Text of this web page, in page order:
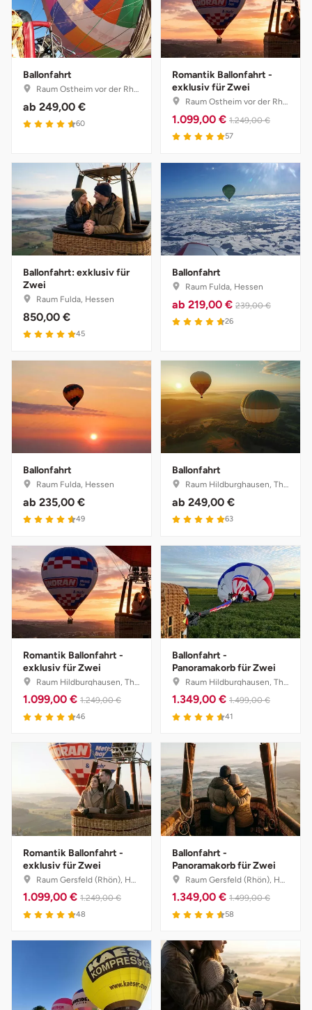
Ballonfahrt
Raum Ostheim vor der Rhön, Bayern
ab 249,00 €
60
Romantik Ballonfahrt -
exklusiv für Zwei
Raum Ostheim vor der Rhön, Bayern
1.099,00 € 1.249,00 €
57
Ballonfahrt: exklusiv für
Zwei
Raum Fulda, Hessen
850,00 €
45
Ballonfahrt
Raum Fulda, Hessen
ab 219,00 € 239,00 €
26
Ballonfahrt
Raum Fulda, Hessen
ab 235,00 €
49
Ballonfahrt
Raum Hildburghausen, Thüringen
ab 249,00 €
63
Romantik Ballonfahrt -
exklusiv für Zwei
Raum Hildburghausen, Thüringen
1.099,00 € 1.249,00 €
46
Ballonfahrt -
Panoramakorb für Zwei
Raum Hildburghausen, Thüringen
1.349,00 € 1.499,00 €
41
Romantik Ballonfahrt -
exklusiv für Zwei
Raum Gersfeld (Rhön), Hessen
1.099,00 € 1.249,00 €
48
Ballonfahrt -
Panoramakorb für Zwei
Raum Gersfeld (Rhön), Hessen
1.349,00 € 1.499,00 €
58
Herzogenaurach
Herzogtum Lauenburg
Homburg
Horb am Neckar
Ibbenbüren
Ingolstadt
Jena
Jerichower Land
Kamp-Lintfort
Karlsruhe
Kempten
Kerken
Kiel
Koblenz
Kronach
Kulmbach
Köln
Landkreis Rostock
Landshut
Langenselbold
Leutkirch
Ludwigslust-Parchim
Löbau
Lübeck
Magdeburg